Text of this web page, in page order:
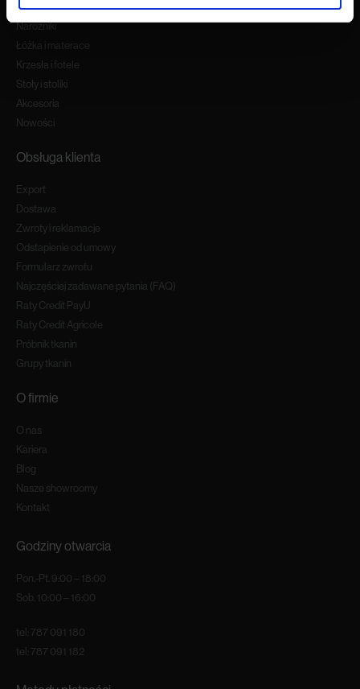
Sofy
Narożniki
Łóżka i materace
Krzesła i fotele
Stoły i stoliki
Akcesoria
Nowości
Obsługa klienta
Export
Dostawa
Zwroty i reklamacje
Odstapienie od umowy
Formularz zwrotu
Najczęściej zadawane pytania (FAQ)
Raty Credit PayU
Raty Credit Agricole
Próbnik tkanin
Grupy tkanin
O firmie
O nas
Kariera
Blog
Nasze showroomy
Kontakt
Godziny otwarcia
Pon.-Pt. 9:00 – 18:00
Sob. 10:00 – 16:00
tel: 787 091 180
tel: 787 091 182